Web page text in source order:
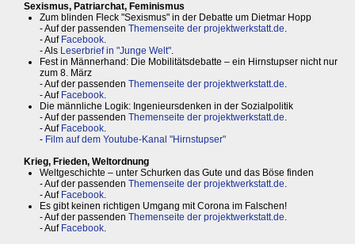
Sexismus, Patriarchat, Feminismus
Zum blinden Fleck "Sexismus" in der Debatte um Dietmar Hopp
- Auf der passenden Themenseite der projektwerkstatt.de.
- Auf Facebook.
- Als Leserbrief in "Junge Welt".
Fest in Männerhand: Die Mobilitätsdebatte – ein Hirnstupser nicht nur
zum 8. März
- Auf der passenden Themenseite der projektwerkstatt.de.
- Auf Facebook.
Die männliche Logik: Ingenieursdenken in der Sozialpolitik
- Auf der passenden Themenseite der projektwerkstatt.de.
- Auf Facebook.
- Film auf dem Youtube-Kanal "Hirnstupser"
Krieg, Frieden, Weltordnung
Weltgeschichte – unter Schurken das Gute und das Böse finden
- Auf der passenden Themenseite der projektwerkstatt.de.
- Auf Facebook.
Es gibt keinen richtigen Umgang mit Corona im Falschen!
- Auf der passenden Themenseite der projektwerkstatt.de.
- Auf Facebook.